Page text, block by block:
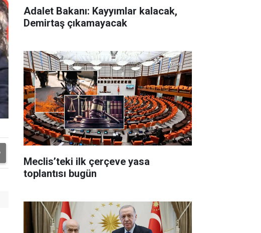
Adalet Bakanı: Kayyımlar kalacak,
Demirtaş çıkamayacak
Meclis’teki ilk çerçeve yasa
toplantısı bugün